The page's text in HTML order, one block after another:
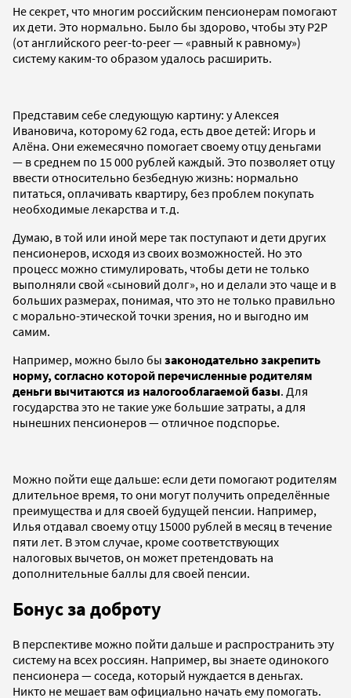
Не секрет, что многим российским пенсионерам помогают
их дети. Это нормально. Было бы здорово, чтобы эту P2P
(от английского peer-to-peer — «равный к равному»)
систему каким-то образом удалось расширить.
Представим себе следующую картину: у Алексея
Ивановича, которому 62 года, есть двое детей: Игорь и
Алёна. Они ежемесячно помогает своему отцу деньгами
— в среднем по 15 000 рублей каждый. Это позволяет отцу
ввести относительно безбедную жизнь: нормально
питаться, оплачивать квартиру, без проблем покупать
необходимые лекарства и т.д.
Думаю, в той или иной мере так поступают и дети других
пенсионеров, исходя из своих возможностей. Но это
процесс можно стимулировать, чтобы дети не только
выполняли свой «сыновий долг», но и делали это чаще и в
больших размерах, понимая, что это не только правильно
с морально-этической точки зрения, но и выгодно им
самим.
Например, можно было бы законодательно закрепить
норму, согласно которой перечисленные родителям
деньги вычитаются из налогооблагаемой базы. Для
государства это не такие уже большие затраты, а для
нынешних пенсионеров — отличное подспорье.
Можно пойти еще дальше: если дети помогают родителям
длительное время, то они могут получить определённые
преимущества и для своей будущей пенсии. Например,
Илья отдавал своему отцу 15000 рублей в месяц в течение
пяти лет. В этом случае, кроме соответствующих
налоговых вычетов, он может претендовать на
дополнительные баллы для своей пенсии.
Бонус за доброту
В перспективе можно пойти дальше и распространить эту
систему на всех россиян. Например, вы знаете одинокого
пенсионера — соседа, который нуждается в деньгах.
Никто не мешает вам официально начать ему помогать.